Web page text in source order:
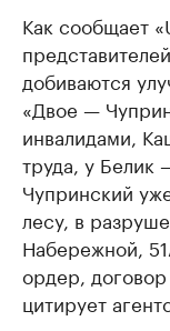
Как сообщает
добиваются
«Двое —
инвалидами,
труда, у Белик
Чупринский
лесу, в
Набережной,
ордер,
цитирует